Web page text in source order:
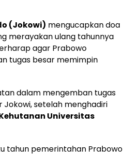
(Jokowi) mengucapkan doa
merayakan ulang tahunnya
agar Prabowo
tugas besar memimpin
dalam mengemban tugas
setelah menghadiri
Universitas
tahun pemerintahan Prabowo